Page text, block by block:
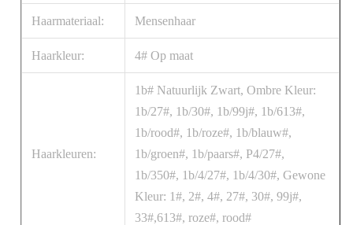
Haarmateriaal: Mensenhaar
Haarkleur: 4# Op maat
Haarkleuren:
1b# Natuurlijk Zwart, Ombre Kleur:
1b/27#, 1b/30#, 1b/99j#, 1b/613#,
1b/rood#, 1b/roze#, 1b/blauw#,
1b/groen#, 1b/paars#, P4/27#,
1b/350#, 1b/4/27#, 1b/4/30#, Gewone
Kleur: 1#, 2#, 4#, 27#, 30#, 99j#,
33#,613#, roze#, rood#